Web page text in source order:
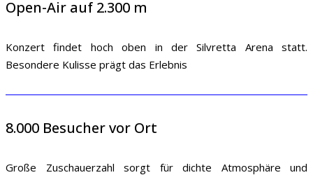
Open-Air auf 2.300 m
Konzert findet hoch oben in der Silvretta Arena statt.
Besondere Kulisse prägt das Erlebnis
8.000 Besucher vor Ort
Große Zuschauerzahl sorgt für dichte Atmosphäre und